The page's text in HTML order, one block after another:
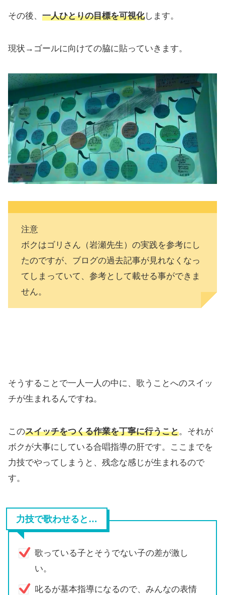
その後、 一人ひとりの目標を可視化します。
現状→ゴールに向けての脇に貼っていきます。
注意
ボクはゴリさん（岩瀬先生）の実践を参考にし
たのですが、ブログの過去記事が見れなくなっ
てしまっていて、参考として載せる事ができま
せん。
そうすることで一人一人の中に、歌うことへのスイッ
チが生まれるんですね。
このスイッチをつくる作業を丁寧に行うこと。それが
ボクが大事にしている合唱指導の肝です。ここまでを
力技でやってしまうと、残念な感じが生まれるので
す。
力技で歌わせると…
歌っている子とそうでない子の差が激し
い。
叱るが基本指導になるので、みんなの表情